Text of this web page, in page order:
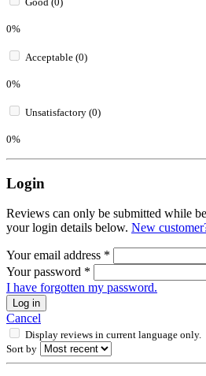
0%
Acceptable (0)
0%
Unsatisfactory (0)
0%
Login
Reviews can only be submitted while
your login details below. New
Your email address *
Your password *
I have forgotten my password.
Log in
Cancel
Display reviews in current language only.
Sort by